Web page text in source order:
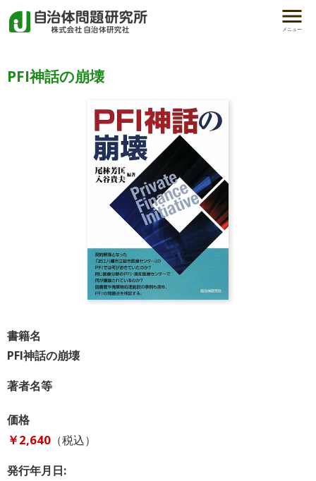
メニュー
PFI神話の崩壊
書籍名
PFI神話の崩壊
著者名等
価格
￥2,640（税込）
発行年月日: